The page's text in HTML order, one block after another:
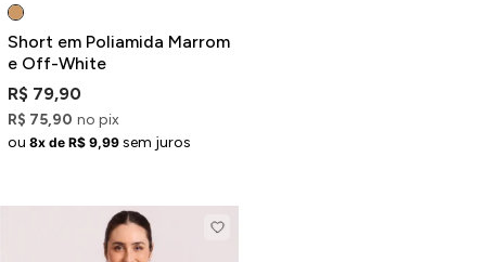
Short em Poliamida Marrom
e Off-White
R$ 79,90
R$ 75,90 no pix
ou 8x de R$ 9,99 sem juros